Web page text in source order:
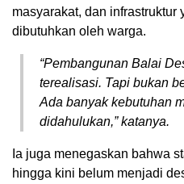
masyarakat, dan infrastruktur
dibutuhkan oleh warga.
“Pembangunan Balai
terealisasi. Tapi bukan
Ada banyak kebutuhan
didahulukan,” katanya.
Ia juga menegaskan bahwa
hingga kini belum menjadi